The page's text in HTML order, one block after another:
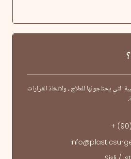
التي يحتاجونها للعلاج ، ولاتخاذ القرارات
+